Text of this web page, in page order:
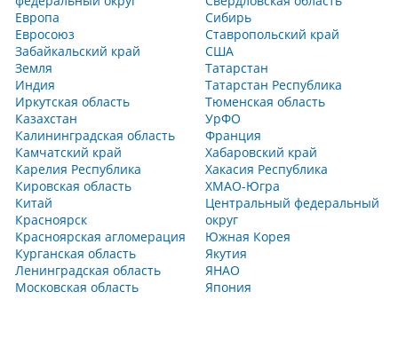
Европа
Евросоюз
Забайкальский край
Земля
Индия
Иркутская область
Казахстан
Калининградская область
Камчатский край
Карелия Республика
Кировская область
Китай
Красноярск
Красноярская агломерация
Курганская область
Ленинградская область
Московская область
Сибирь
Ставропольский край
США
Татарстан
Татарстан Республика
Тюменская область
УрФО
Франция
Хабаровский край
Хакасия Республика
ХМАО-Югра
Центральный федеральный
округ
Южная Корея
Якутия
ЯНАО
Япония